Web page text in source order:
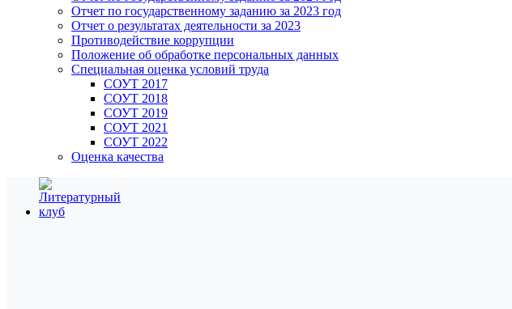
Отчет по государственному заданию за 2023 год
Отчет о результатах деятельности за 2023
Противодействие коррупции
Положение об обработке персональных данных
Специальная оценка условий труда
СОУТ 2017
СОУТ 2018
СОУТ 2019
СОУТ 2021
СОУТ 2022
Оценка качества